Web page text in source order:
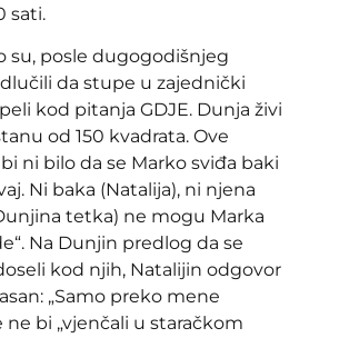
sati.
su, posle dugogodišnjeg
da stupe u zajednički
kod pitanja GDJE. Dunja živi
od 150 kvadrata. Ove
ni bilo da se Marko sviđa baki
Ni baka (Natalija), ni njena
tetka) ne mogu Marka
Na Dunjin predlog da se
kod njih, Natalijin odgovor
„Samo preko mene
ne bi „vjenčali u staračkom